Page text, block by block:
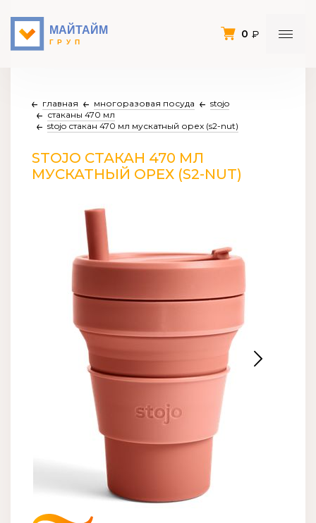
0
главная многоразовая посуда
stojo
стаканы 470 мл
stojo стакан 470 мл мускатный орех (s2-nut)
STOJO СТАКАН 470 МЛ
МУСКАТНЫЙ ОРЕХ (S2-NUT)